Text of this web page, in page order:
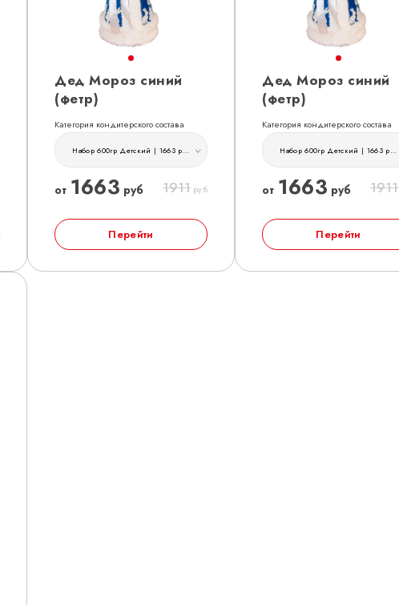
Дед Мороз синий
(фетр)
Категория кондитерского состава
Набор 600гр Детский | 1663 руб
от 1663 руб 1911 руб
Перейти
Дед Мороз синий
(фетр)
Категория кондитерского состава
Набор 600гр Детский | 1663 руб
от 1663 руб 1911
Перейти